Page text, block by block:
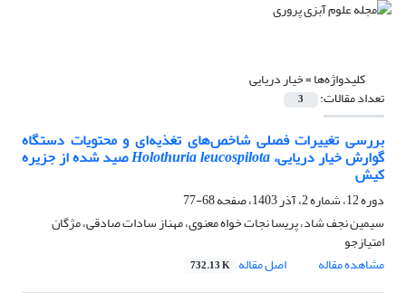
کلیدواژه‌ها =خیار دریایی
تعداد مقالات: 3
بررسی تغییرات فصلی شاخص‌های تغذیه‌ای و محتویات دستگاه
گوارش خیار دریایی،Holothuria leucospilotaصید شده از جزیره
کیش
دوره 12، شماره 2، آذر 1403، صفحه
68-77
سیمین نجف شاد، پریسا نجات خواه معنوی، مهناز سادات صادقی، مژگان
امتیازجو
مشاهده مقاله
اصل مقاله 732.13 K